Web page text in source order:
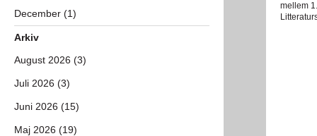
mellem
December (1)
Arkiv
August 2026 (3)
Juli 2026 (3)
Juni 2026 (15)
Maj 2026 (19)